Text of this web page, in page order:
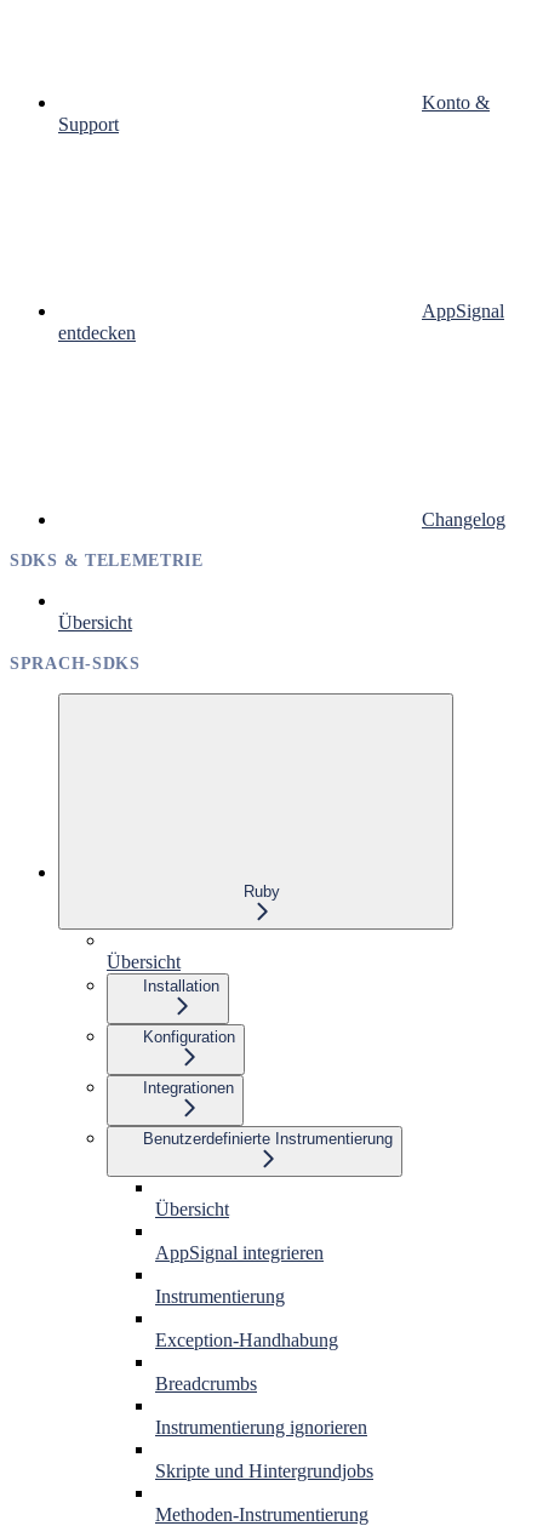
Konto &
Support
AppSignal
entdecken
Changelog
SDKS & TELEMETRIE
Übersicht
SPRACH-SDKS
Ruby
Übersicht
Installation
Konfiguration
Integrationen
Benutzerdefinierte Instrumentierung
Übersicht
AppSignal integrieren
Instrumentierung
Exception-Handhabung
Breadcrumbs
Instrumentierung ignorieren
Skripte und Hintergrundjobs
Methoden-Instrumentierung